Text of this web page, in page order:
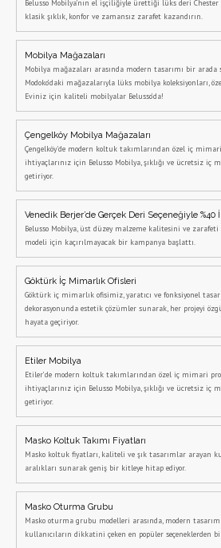
Belusso Mobilya’nın el işçiliğiyle ürettiği lüks deri
klasik şıklık, konfor ve zamansız zarafet kazandırın.
Mobilya Mağazaları
Mobilya mağazaları arasında modern tasarımı bir arada
Modoko’daki mağazalarıyla lüks mobilya koleksiyonları,
Eviniz için kaliteli mobilyalar Belusso’da!
Çengelköy Mobilya Mağazaları
Çengelköy'de modern koltuk takımlarından özel iç
ihtiyaçlarınız için Belusso Mobilya, şıklığı ve ücretsiz iç
getiriyor.
Venedik Berjer’de Gerçek Deri Seçeneğiyle %40
Belusso Mobilya, üst düzey malzeme kalitesini ve
modeli için kaçırılmayacak bir kampanya başlattı.
Göktürk İç Mimarlık Ofisleri
Göktürk iç mimarlık ofisimiz, yaratıcı ve fonksiyonel
dekorasyonunda estetik çözümler sunarak, her projeyi
hayata geçiriyor.
Etiler Mobilya
Etiler’de modern koltuk takımlarından özel iç mimari
ihtiyaçlarınız için Belusso Mobilya, şıklığı ve ücretsiz iç
getiriyor.
Masko Koltuk Takımı Fiyatları
Masko koltuk fiyatları, kaliteli ve şık tasarımlar arayan
aralıkları sunarak geniş bir kitleye hitap ediyor.
Masko Oturma Grubu
Masko oturma grubu modelleri arasında, modern
kullanıcıların dikkatini çeken en popüler seçeneklerden